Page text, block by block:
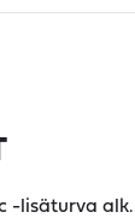
-lisäturva